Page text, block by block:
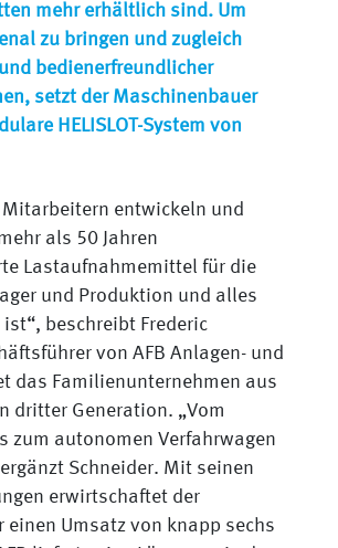
mehr erhältlich sind. Um
zu bringen und zugleich
bedienerfreundlicher
setzt der Maschinenbauer
HELISLOT-System von
entwickeln und
als 50 Jahren
Lastaufnahmemittel für die
und Produktion und alles
beschreibt Frederic
von AFB Anlagen- und
das Familienunternehmen aus
dritter Generation. „Vom
zum autonomen Verfahrwagen
Schneider. Mit seinen
erwirtschaftet der
einen Umsatz von knapp sechs